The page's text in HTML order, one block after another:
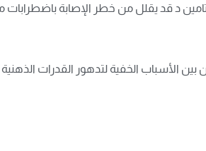
د قد يقلل من خطر الإصابة باضطرابات
الأسباب الخفية لتدهور القدرات